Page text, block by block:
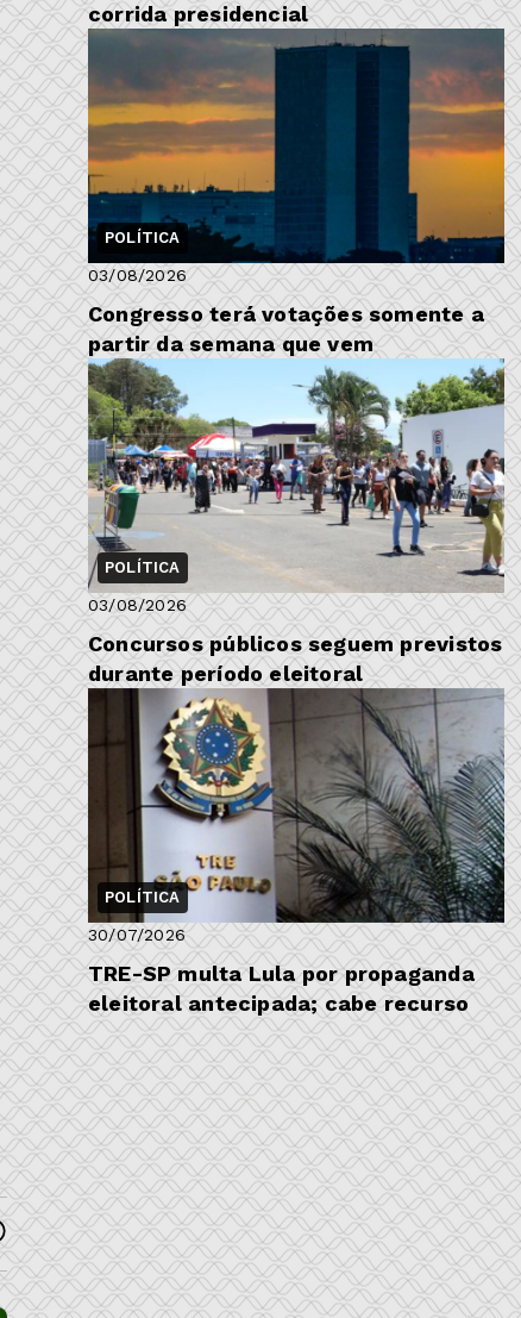
corrida presidencial
POLÍTICA
03/08/2026
Congresso terá votações somente a
partir da semana que vem
POLÍTICA
03/08/2026
Concursos públicos seguem previstos
durante período eleitoral
POLÍTICA
30/07/2026
TRE-SP multa Lula por propaganda
eleitoral antecipada; cabe recurso